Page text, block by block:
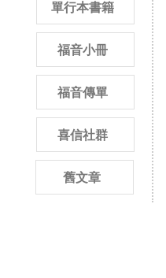
單行本書籍
福音小冊
福音傳單
喜信社群
舊文章